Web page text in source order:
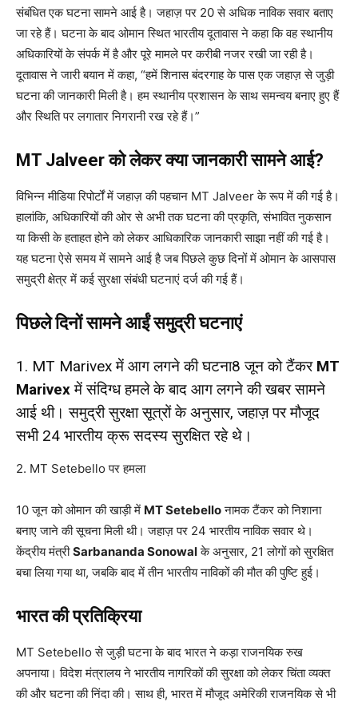
संबंधित एक घटना सामने आई है। जहाज़ पर 20 से अधिक नाविक सवार बताए
जा रहे हैं। घटना के बाद ओमान स्थित भारतीय दूतावास ने कहा कि वह स्थानीय
अधिकारियों के संपर्क में है और पूरे मामले पर करीबी नजर रखी जा रही है।
दूतावास ने जारी बयान में कहा, “हमें शिनास बंदरगाह के पास एक जहाज़ से जुड़ी
घटना की जानकारी मिली है। हम स्थानीय प्रशासन के साथ समन्वय बनाए हुए हैं
और स्थिति पर लगातार निगरानी रख रहे हैं।”
MT Jalveer को लेकर क्या जानकारी सामने आई?
विभिन्न मीडिया रिपोर्टों में जहाज़ की पहचान MT Jalveer के रूप में की गई है।
हालांकि, अधिकारियों की ओर से अभी तक घटना की प्रकृति, संभावित नुकसान
या किसी के हताहत होने को लेकर आधिकारिक जानकारी साझा नहीं की गई है।
यह घटना ऐसे समय में सामने आई है जब पिछले कुछ दिनों में ओमान के आसपास
समुद्री क्षेत्र में कई सुरक्षा संबंधी घटनाएं दर्ज की गई हैं।
पिछले दिनों सामने आईं समुद्री घटनाएं
1. MT Marivex में आग लगने की घटना8 जून को टैंकर MT
Marivexमें संदिग्ध हमले के बाद आग लगने की खबर सामने
आई थी। समुद्री सुरक्षा सूत्रों के अनुसार, जहाज़ पर मौजूद
सभी 24 भारतीय क्रू सदस्य सुरक्षित रहे थे।
2. MT Setebello पर हमला
10 जून को ओमान की खाड़ी में MT Setebelloनामक टैंकर को निशाना
बनाए जाने की सूचना मिली थी। जहाज़ पर 24 भारतीय नाविक सवार थे।
केंद्रीय मंत्रीSarbananda Sonowalके अनुसार, 21 लोगों को सुरक्षित
बचा लिया गया था, जबकि बाद में तीन भारतीय नाविकों की मौत की पुष्टि हुई।
भारत की प्रतिक्रिया
MT Setebello से जुड़ी घटना के बाद भारत ने कड़ा राजनयिक रुख
अपनाया। विदेश मंत्रालय ने भारतीय नागरिकों की सुरक्षा को लेकर चिंता व्यक्त
की और घटना की निंदा की। साथ ही, भारत में मौजूद अमेरिकी राजनयिक से भी